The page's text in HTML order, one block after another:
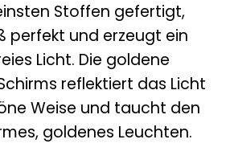
Stoffen gefertigt,
perfekt und erzeugt ein
Licht. Die goldene
reflektiert das Licht
Weise und taucht den
goldenes Leuchten.